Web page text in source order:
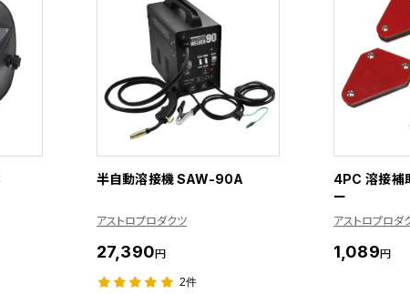
半自動溶接機 SAW-90A
アストロプロダクツ
27,390円
2件
4PC 溶接補
ー
アストロプロダ
1,089円